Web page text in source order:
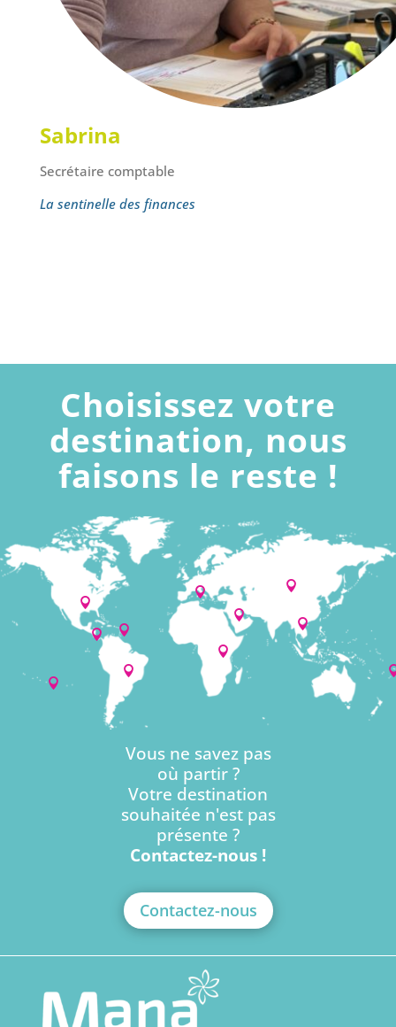
Sabrina
Secrétaire comptable
La sentinelle des finances
Choisissez votre
destination, nous
faisons le reste !








 
Vous ne savez pas
où partir ?
Votre destination
souhaitée n'est pas
présente ?
Contactez-nous !
Contactez-nous